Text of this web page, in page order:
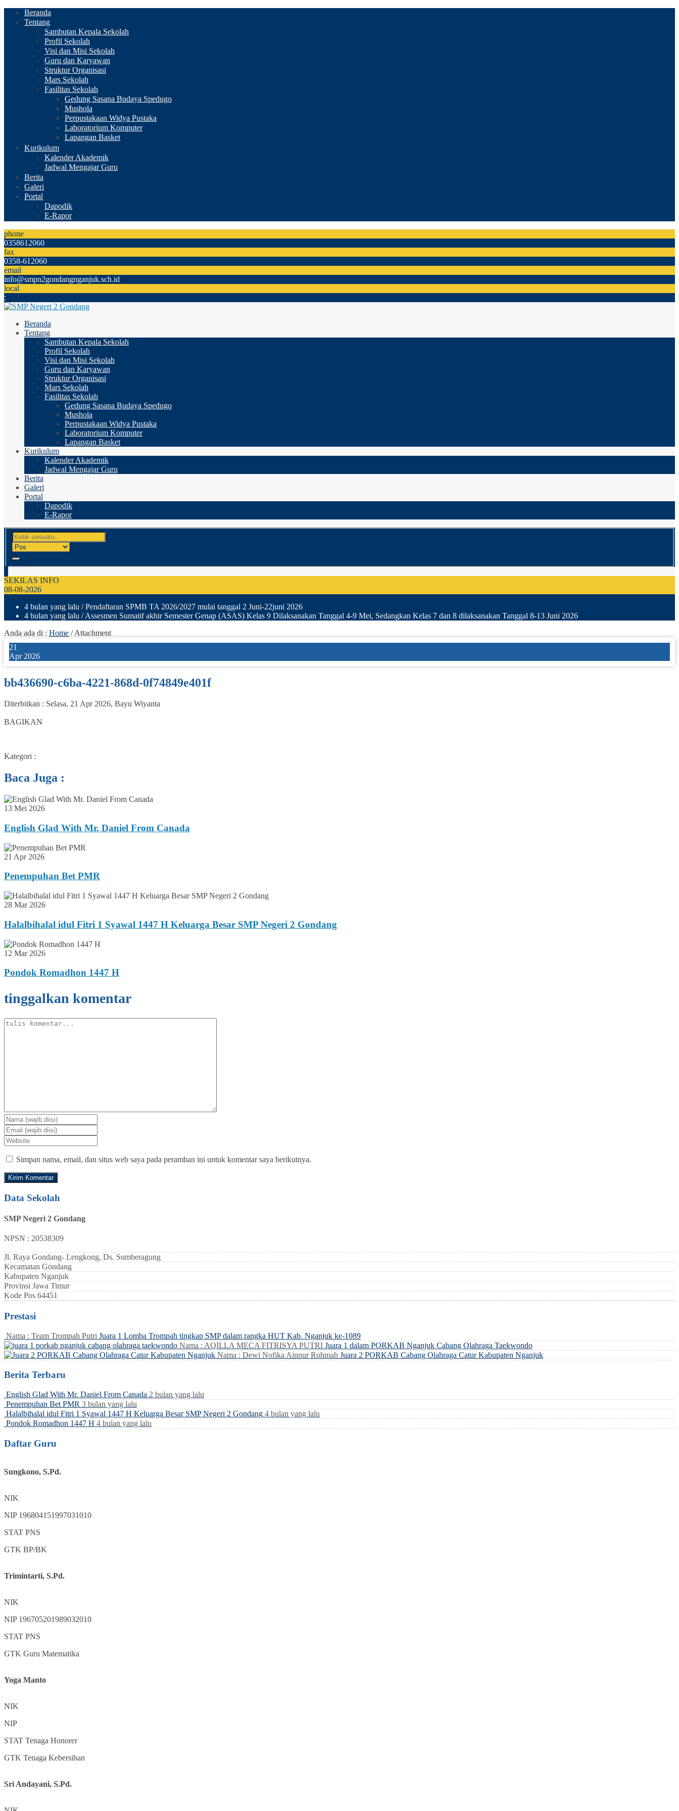
Beranda
Tentang
Sambutan Kepala Sekolah
Profil Sekolah
Visi dan Misi Sekolah
Guru dan Karyawan
Struktur Organisasi
Mars Sekolah
Fasilitas Sekolah
Gedung Sasana Budaya Spedugo
Mushola
Perpustakaan Widya Pustaka
Laboratorium Komputer
Lapangan Basket
Kurikulum
Kalender Akademik
Jadwal Mengajar Guru
Berita
Galeri
Portal
Dapodik
E-Rapor
phone
0358612060
fax
0358-612060
email
info@smpn2gondangnganjuk.sch.id
local
:
Beranda
Tentang
Sambutan Kepala Sekolah
Profil Sekolah
Visi dan Misi Sekolah
Guru dan Karyawan
Struktur Organisasi
Mars Sekolah
Fasilitas Sekolah
Gedung Sasana Budaya Spedugo
Mushola
Perpustakaan Widya Pustaka
Laboratorium Komputer
Lapangan Basket
Kurikulum
Kalender Akademik
Jadwal Mengajar Guru
Berita
Galeri
Portal
Dapodik
E-Rapor
SEKILAS INFO
08-08-2026
4 bulan yang lalu / Pendaftaran SPMB TA 2026/2027 mulai tanggal 2 Juni-22juni 2026
4 bulan yang lalu / Assesmen Sumatif akhir Semester Genap (ASAS) Kelas 9 Dilaksanakan Tanggal 4-9 Mei, Sedangkan Kelas 7 dan 8 dilaksanakan Tanggal 8-13 Juni 2026
Anda ada di : Home / Attachment
21
Apr 2026
bb436690-c6ba-4221-868d-0f74849e401f
Diterbitkan : Selasa, 21 Apr 2026, Bayu Wiyanta
BAGIKAN
Kategori :
Baca Juga :
13 Mei 2026
English Glad With Mr. Daniel From Canada
21 Apr 2026
Penempuhan Bet PMR
28 Mar 2026
Halalbihalal idul Fitri 1 Syawal 1447 H Keluarga Besar SMP Negeri 2 Gondang
12 Mar 2026
Pondok Romadhon 1447 H
tinggalkan komentar
Simpan nama, email, dan situs web saya pada peramban ini untuk komentar saya berikutnya.
Data Sekolah
SMP Negeri 2 Gondang
NPSN : 20538309
Jl. Raya Gondang- Lengkong, Ds. Sumberagung
Kecamatan Gondang
Kabupaten Nganjuk
Provinsi Jawa Timur
Kode Pos 64451
Prestasi
Nama : Team Trompah Putri Juara 1 Lomba Trompah tingkap SMP dalam rangka HUT Kab. Nganjuk ke-1089
Nama : AQILLA MECA FITRISYA PUTRI Juara 1 dalam PORKAB Nganjuk Cabang Olahraga Taekwondo
Nama : Dewi Nofika Ainnur Rohmah Juara 2 PORKAB Cabang Olahraga Catur Kabupaten Nganjuk
Berita Terbaru
English Glad With Mr. Daniel From Canada 2 bulan yang lalu
Penempuhan Bet PMR 3 bulan yang lalu
Halalbihalal idul Fitri 1 Syawal 1447 H Keluarga Besar SMP Negeri 2 Gondang 4 bulan yang lalu
Pondok Romadhon 1447 H 4 bulan yang lalu
Daftar Guru
Sungkono, S.Pd.
NIK
NIP 196804151997031010
STAT PNS
GTK BP/BK
Trimintarti, S.Pd.
NIK
NIP 196705201989032010
STAT PNS
GTK Guru Matematika
Yoga Manto
NIK
NIP
STAT Tenaga Honorer
GTK Tenaga Kebersihan
Sri Andayani, S.Pd.